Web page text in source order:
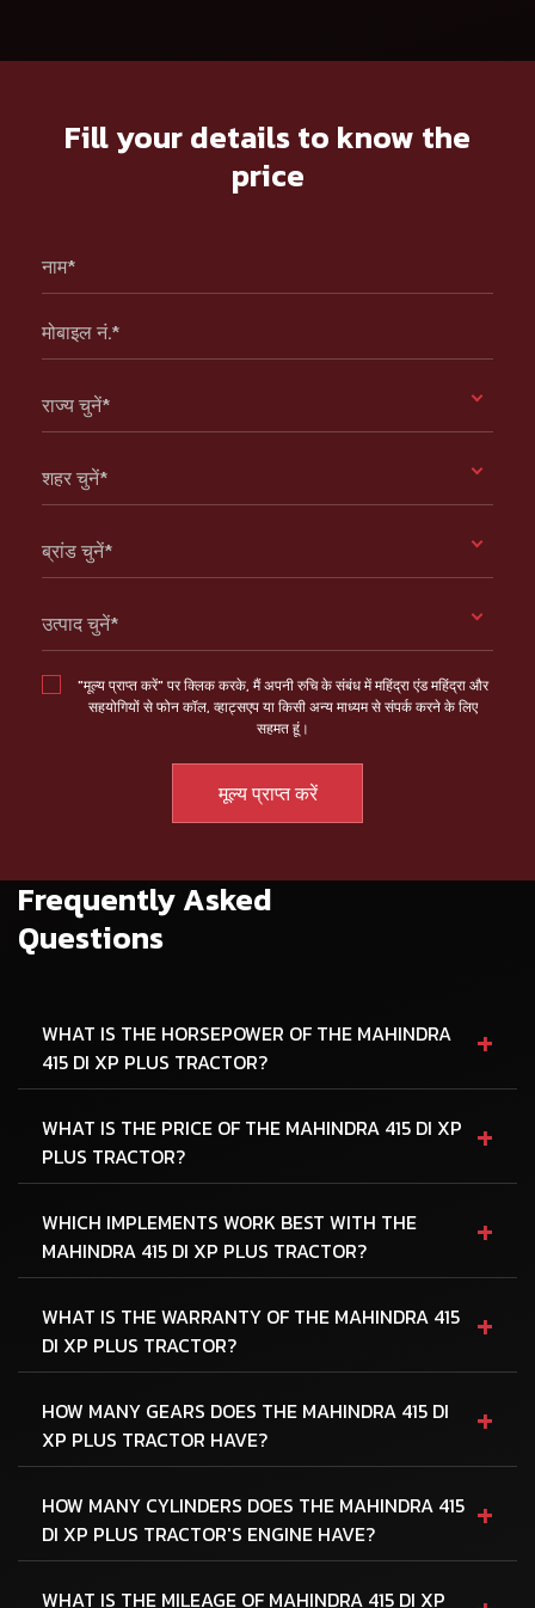
Fill your details to know the
price
नाम*
मोबाइल नं.*
राज्य चुनें*
शहर चुनें*
ब्रांड चुनें*
उत्पाद चुनें*
"मूल्य प्राप्त करें" पर क्लिक करके, मैं अपनी रुचि के संबंध में महिंद्रा एंड महिंद्रा और
सहयोगियों से फोन कॉल, व्हाट्सएप या किसी अन्य माध्यम से संपर्क करने के लिए
सहमत हूं।
Frequently Asked
Questions
WHAT IS THE HORSEPOWER OF THE MAHINDRA
415 DI XP PLUS TRACTOR?
+
WHAT IS THE PRICE OF THE MAHINDRA 415 DI XP
PLUS TRACTOR?
+
WHICH IMPLEMENTS WORK BEST WITH THE
MAHINDRA 415 DI XP PLUS TRACTOR?
+
WHAT IS THE WARRANTY OF THE MAHINDRA 415
DI XP PLUS TRACTOR?
+
HOW MANY GEARS DOES THE MAHINDRA 415 DI
XP PLUS TRACTOR HAVE?
+
HOW MANY CYLINDERS DOES THE MAHINDRA 415
DI XP PLUS TRACTOR'S ENGINE HAVE?
+
WHAT IS THE MILEAGE OF MAHINDRA 415 DI XP